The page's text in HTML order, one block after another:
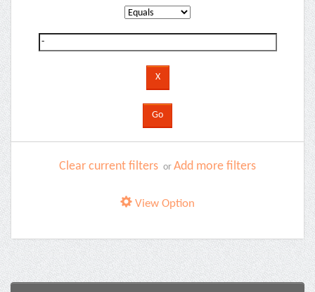
Clear current filters or Add more filters
View Option